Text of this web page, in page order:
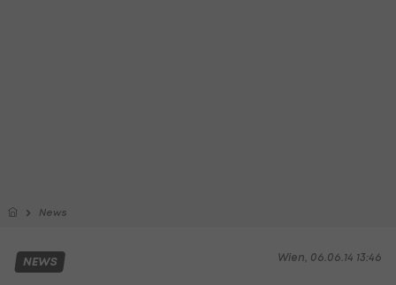
News
Wien, 06.06.14 13:46
NEWS